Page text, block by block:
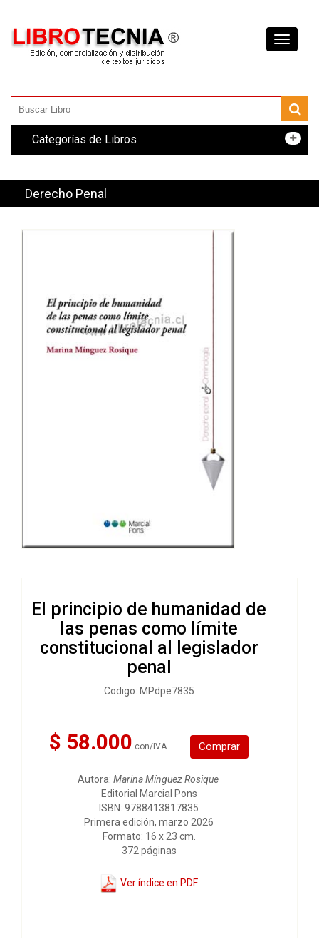
Toggle
Categorías de Libros
Derecho Penal
El principio de humanidad de
las penas como límite
constitucional al legislador
penal
Codigo: MPdpe7835
$ 58.000 con/IVA Comprar
Autora: Marina Mínguez Rosique
Editorial Marcial Pons
ISBN: 9788413817835
Primera edición, marzo 2026
Formato: 16 x 23 cm.
372 páginas
Ver índice en PDF